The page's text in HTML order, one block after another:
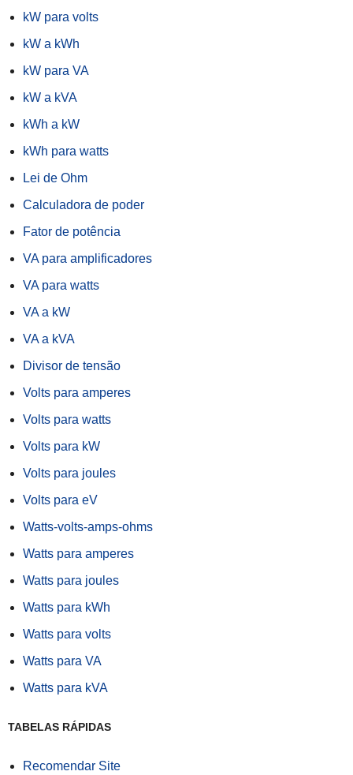
kW para volts
kW a kWh
kW para VA
kW a kVA
kWh a kW
kWh para watts
Lei de Ohm
Calculadora de poder
Fator de potência
VA para amplificadores
VA para watts
VA a kW
VA a kVA
Divisor de tensão
Volts para amperes
Volts para watts
Volts para kW
Volts para joules
Volts para eV
Watts-volts-amps-ohms
Watts para amperes
Watts para joules
Watts para kWh
Watts para volts
Watts para VA
Watts para kVA
TABELAS RÁPIDAS
Recomendar Site